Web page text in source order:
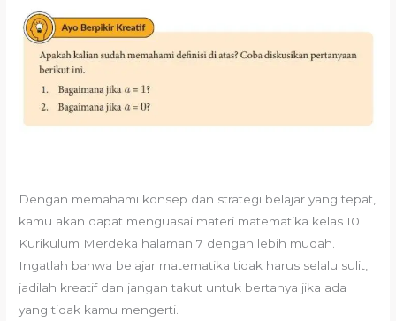
Dengan memahami konsep dan strategi belajar yang tepat,
kamu akan dapat menguasai materi matematika kelas 10
Kurikulum Merdeka halaman 7 dengan lebih mudah.
Ingatlah bahwa belajar matematika tidak harus selalu sulit,
jadilah kreatif dan jangan takut untuk bertanya jika ada
yang tidak kamu mengerti.